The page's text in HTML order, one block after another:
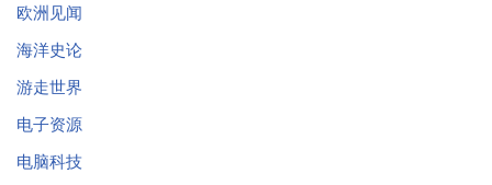
欧洲见闻
海洋史论
游走世界
电子资源
电脑科技